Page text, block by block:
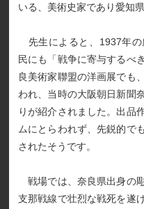
いる、美術史家であり愛知
先生によると、1937年の
民にも「戦争に寄与するべ
良美術家聯盟の洋画展でも
われ、当時の大阪朝日新聞
りが紹介されました。出品
ムにとらわれず、先鋭的で
されたそうです。
戦場では、奈良県出身の
支那戦線で壮烈な戦死を遂